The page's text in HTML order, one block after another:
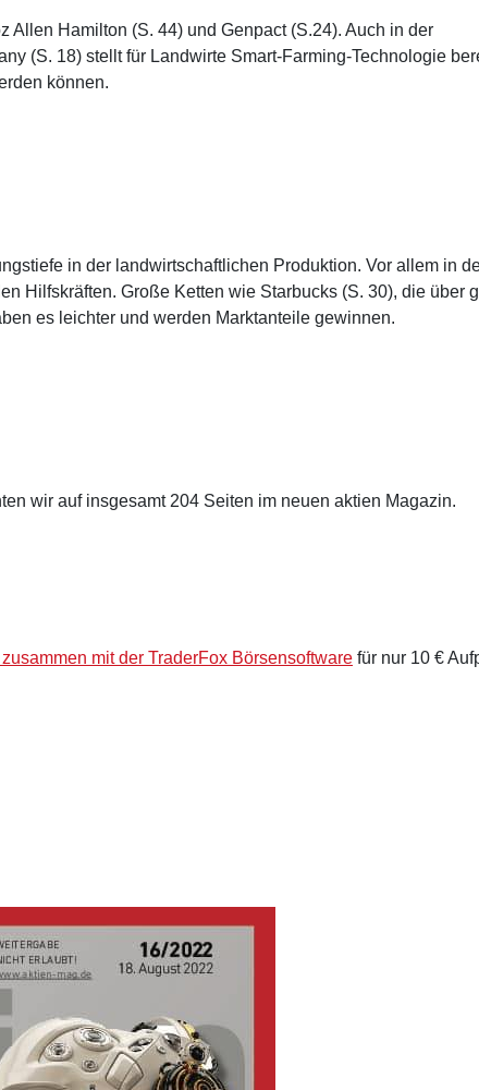
Hamilton (S. 44) und Genpact (S.24). Auch in der
(S. 18) stellt für Landwirte Smart-Farming-Technologie
können.
in der landwirtschaftlichen Produktion. Vor allem in
Hilfskräften. Große Ketten wie Starbucks (S. 30), die über
es leichter und werden Marktanteile gewinnen.
wir auf insgesamt 204 Seiten im neuen aktien Magazin.
mit der TraderFox Börsensoftware für nur 10 €